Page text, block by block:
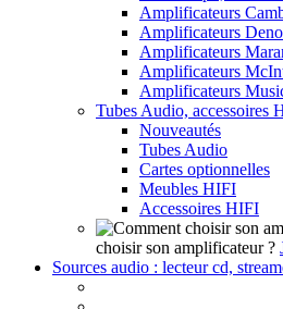
Amplificateurs
Amplificateurs
Amplificateurs
Amplificateurs
Amplificateurs
Tubes Audio, accessoires
Nouveautés
Tubes Audio
Cartes optionnelles
Meubles HIFI
Accessoires HIFI
choisir son amplificateur ?
Sources audio : lecteur cd,